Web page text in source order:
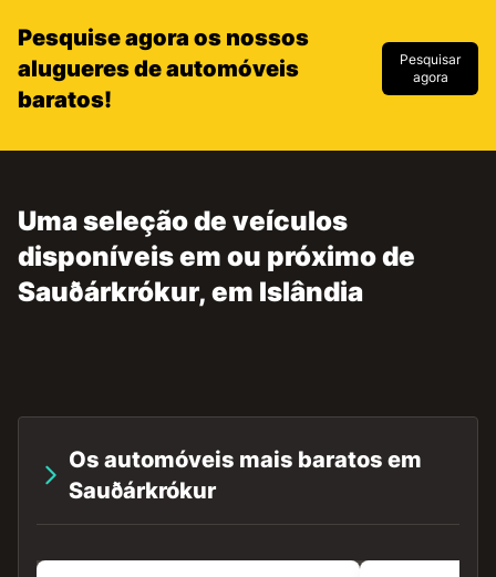
Pesquise agora os nossos
alugueres de automóveis
baratos!
Pesquisar
agora
Uma seleção de veículos
disponíveis em ou próximo de
Sauðárkrókur, em Islândia
Os automóveis mais baratos em
Sauðárkrókur